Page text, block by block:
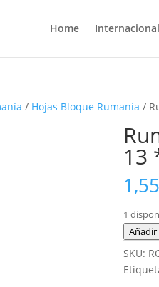
Home Internacional
/ Hojas Bloque Rumanía /
13
1
BF78.
Hoja
Apolo
Añadir
SKU: